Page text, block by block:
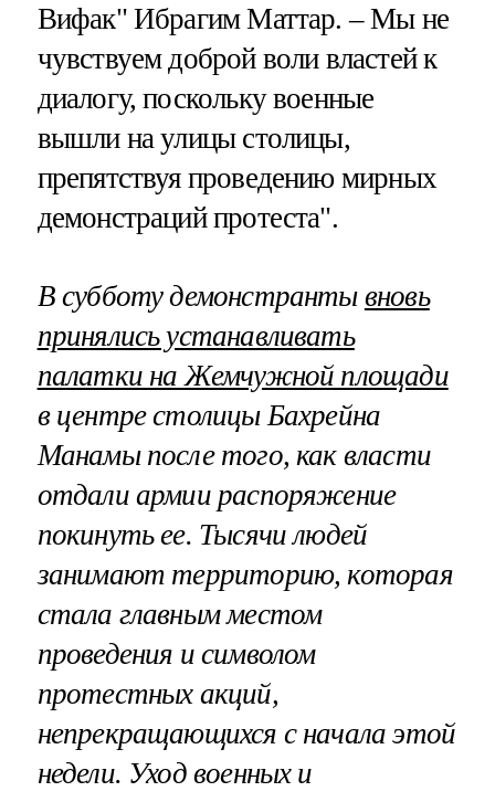
Вифак" Ибрагим Маттар. – Мы не
чувствуем доброй воли властей к
диалогу, поскольку военные
вышли на улицы столицы,
препятствуя проведению мирных
демонстраций протеста".
В субботу демонстранты вновь
принялись устанавливать
палатки на Жемчужной площади
в центре столицы Бахрейна
Манамы после того, как власти
отдали армии распоряжение
покинуть ее. Тысячи людей
занимают территорию, которая
стала главным местом
проведения и символом
протестных акций,
непрекращающихся с начала этой
недели. Уход военных и